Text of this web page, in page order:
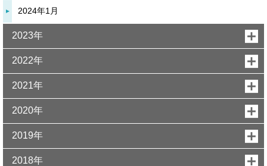
2024年1月
2023年
2022年
2021年
2020年
2019年
2018年